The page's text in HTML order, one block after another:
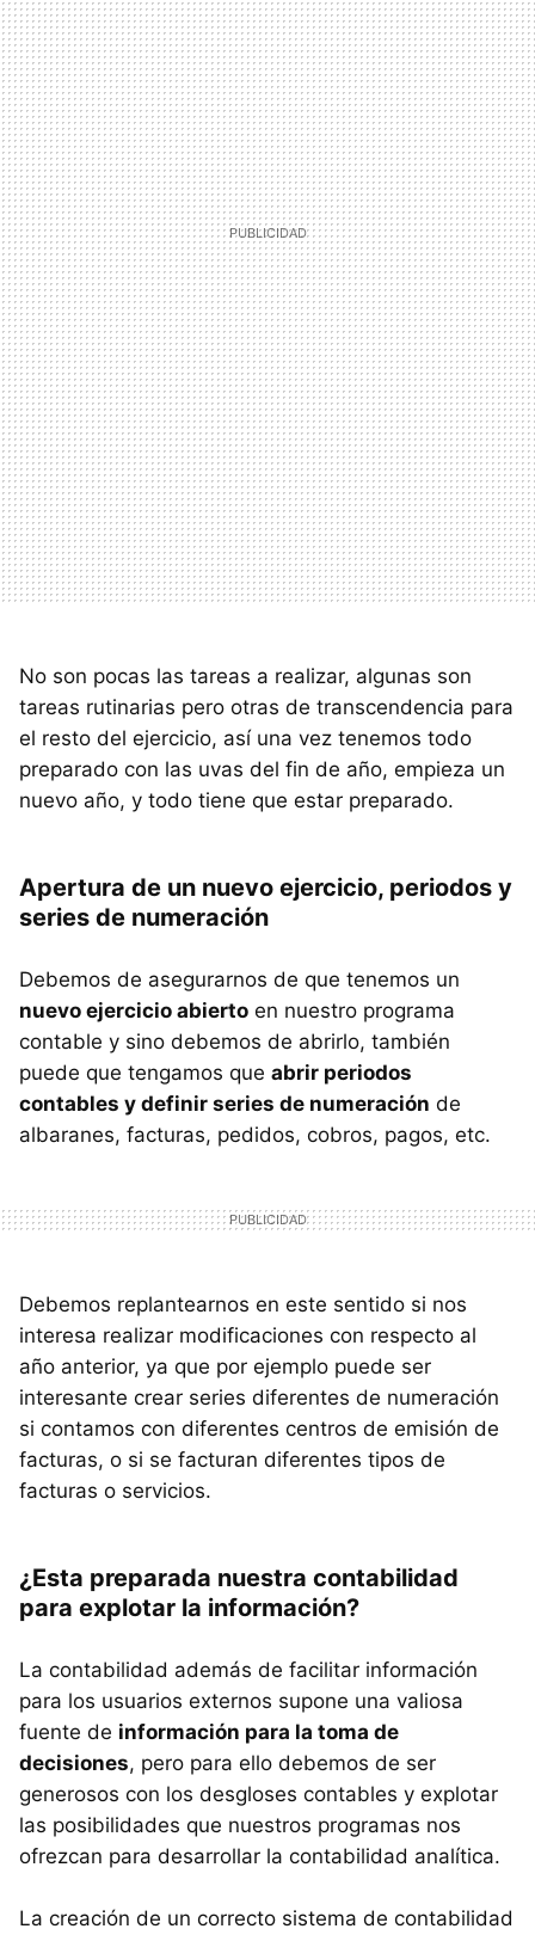
No son pocas las tareas a realizar, algunas son
tareas rutinarias pero otras de transcendencia para
el resto del ejercicio, así una vez tenemos todo
preparado con las uvas del fin de año, empieza un
nuevo año, y todo tiene que estar preparado.
Apertura de un nuevo ejercicio, periodos y
series de numeración
Debemos de asegurarnos de que tenemos un
nuevo ejercicio abierto en nuestro programa
contable y sino debemos de abrirlo, también
puede que tengamos que abrir periodos
contables y definir series de numeración de
albaranes, facturas, pedidos, cobros, pagos, etc.
Debemos replantearnos en este sentido si nos
interesa realizar modificaciones con respecto al
año anterior, ya que por ejemplo puede ser
interesante crear series diferentes de numeración
si contamos con diferentes centros de emisión de
facturas, o si se facturan diferentes tipos de
facturas o servicios.
¿Esta preparada nuestra contabilidad
para explotar la información?
La contabilidad además de facilitar información
para los usuarios externos supone una valiosa
fuente de información para la toma de
decisiones, pero para ello debemos de ser
generosos con los desgloses contables y explotar
las posibilidades que nuestros programas nos
ofrezcan para desarrollar la contabilidad analítica.
La creación de un correcto sistema de contabilidad